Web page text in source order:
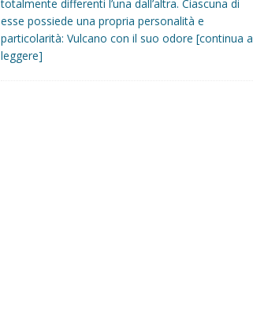
totalmente differenti l’una dall’altra. Ciascuna di
esse possiede una propria personalità e
particolarità: Vulcano con il suo odore [continua a
leggere]